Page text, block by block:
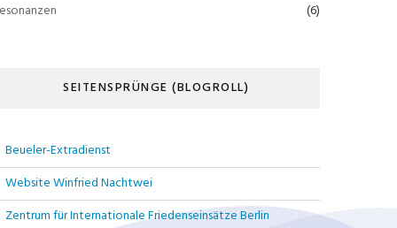
(6)
SEITENSPRÜNGE (BLOGROLL)
Beueler-Extradienst
Website Winfried Nachtwei
Zentrum für Internationale Friedenseinsätze Berlin